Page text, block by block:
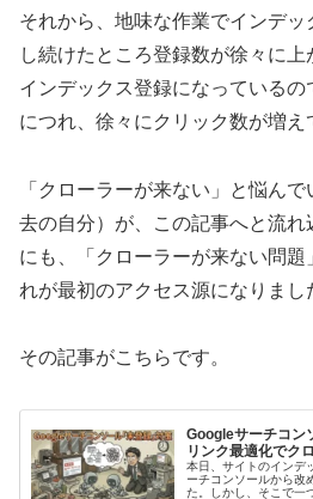
それから、地味な作業でインデ
し続けたところ登録数が徐々に
インデックス登録になっている
につれ、徐々にクリック数が増え
「クローラーが来ない」と悩ん
去の自分）が、この記事へと流
にも、「クローラーが来ない問
れが最初のアクセス源になりまし
その記事がこちらです。
Googleサーチコン
リンク最適化でク
本日、サイトのインデ
ーチコンソールから改
た。しかし、そこで一